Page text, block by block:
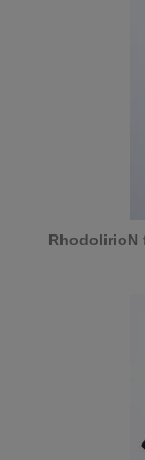
RhodolirioN